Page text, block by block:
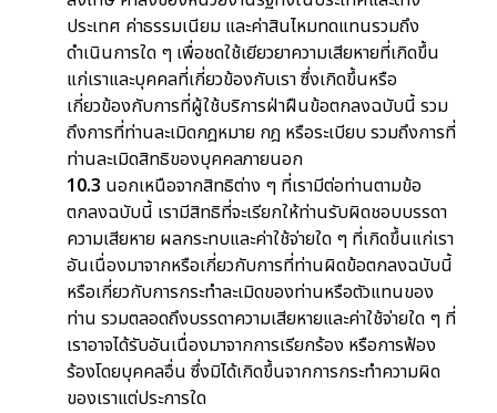
ประเทศ ค่าธรรมเนียม และค่าสินไหมทดแทนรวมถึง
ดำเนินการใด ๆ เพื่อชดใช้เยียวยาความเสียหายที่เกิดขึ้น
แก่เราและบุคคลที่เกี่ยวข้องกับเรา ซึ่งเกิดขึ้นหรือ
เกี่ยวข้องกับการที่ผู้ใช้บริการฝ่าฝืนข้อตกลงฉบับนี้ รวม
ถึงการที่ท่านละเมิดกฎหมาย กฎ หรือระเบียบ รวมถึงการที่
ท่านละเมิดสิทธิของบุคคลภายนอก
10.3 นอกเหนือจากสิทธิต่าง ๆ ที่เรามีต่อท่านตามข้อ
ตกลงฉบับนี้ เรามีสิทธิที่จะเรียกให้ท่านรับผิดชอบบรรดา
ความเสียหาย ผลกระทบและค่าใช้จ่ายใด ๆ ที่เกิดขึ้นแก่เรา
อันเนื่องมาจากหรือเกี่ยวกับการที่ท่านผิดข้อตกลงฉบับนี้
หรือเกี่ยวกับการกระทำละเมิดของท่านหรือตัวแทนของ
ท่าน รวมตลอดถึงบรรดาความเสียหายและค่าใช้จ่ายใด ๆ ที่
เราอาจได้รับอันเนื่องมาจากการเรียกร้อง หรือการฟ้อง
ร้องโดยบุคคลอื่น ซึ่งมิได้เกิดขึ้นจากการกระทำความผิด
ของเราแต่ประการใด